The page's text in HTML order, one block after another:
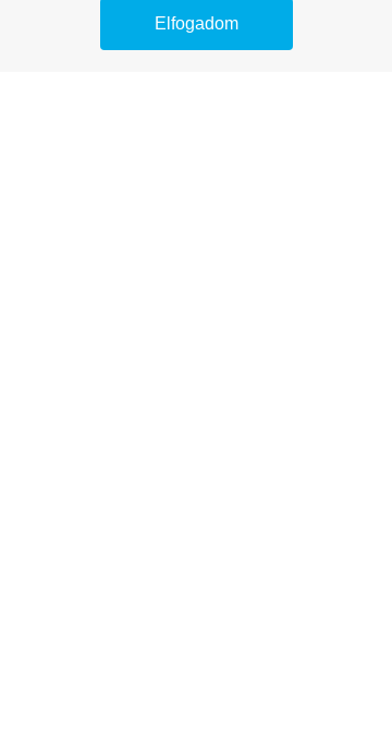
Premium Link-
Elfogadom